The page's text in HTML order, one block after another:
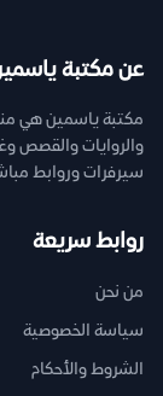
عن مكتبة
مكتبة ياسمين هي
سيرفرات وروابط
روابط سريعة
من نحن
سياسة الخصوصية
الشروط والأحكام